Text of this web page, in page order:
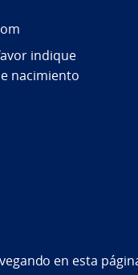
indique
nacimiento
en esta